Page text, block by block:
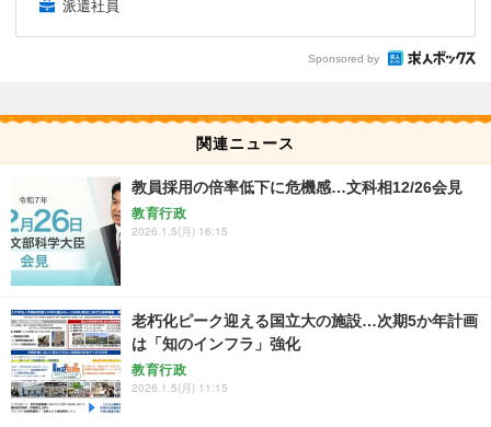
派遣社員
Sponsored by
関連ニュース
教員採用の倍率低下に危機感…文科相12/26会見
教育行政
2026.1.5(月) 16:15
老朽化ピーク迎える国立大の施設…次期5か年計画
は「知のインフラ」強化
教育行政
2026.1.5(月) 11:15